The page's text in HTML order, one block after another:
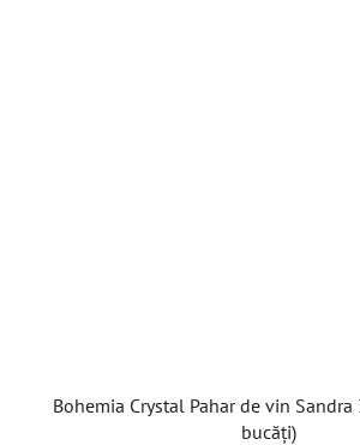
Bohemia Crystal Pahar de vin
bucăți)